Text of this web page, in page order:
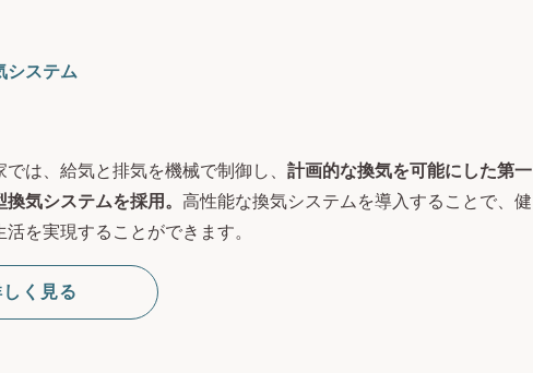
システム
では、給気と排気を機械で制御し、計画的な換気を可能にした第一
換気システムを採用。高性能な換気システムを導入することで、健
活を実現することができます。
く見る